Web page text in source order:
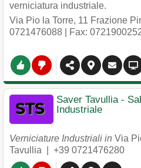
verniciatura industriale.
Via Pio la Torre, 11 Frazione
0721476088 | Fax:
Saver Tavullia -
Industriale
Verniciature Industriali in Via
Tavullia
+39 0721476280